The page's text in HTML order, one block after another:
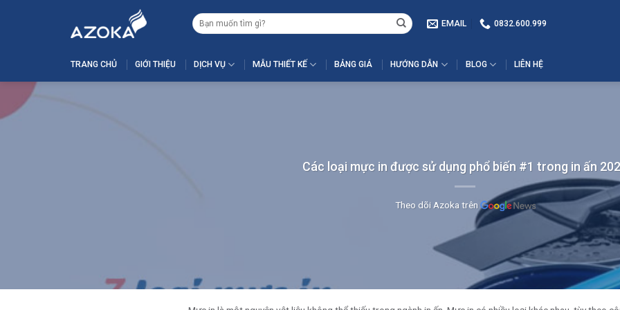
Tìm
kiếm:
EMAIL 0832.600.999
TRANG CHỦ GIỚI THIỆU DỊCH VỤ MẪU THIẾT KẾ BẢNG GIÁ HƯỚNG DẪN BLOG LIÊN HỆ
Các loại mực in được sử dụng phổ biến #1 trong in ấn
Theo dõi Azoka trên